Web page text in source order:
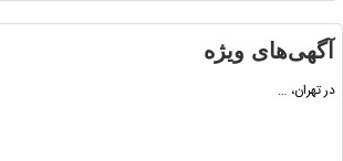
آگهی‌های ویژه
در تهران، …